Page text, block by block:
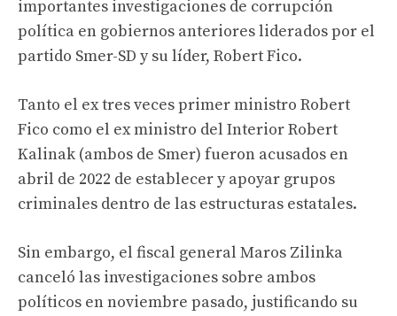
importantes investigaciones de corrupción
política en gobiernos anteriores liderados por el
partido Smer-SD y su líder, Robert Fico.
Tanto el ex tres veces primer ministro Robert
Fico como el ex ministro del Interior Robert
Kalinak (ambos de Smer) fueron acusados ​​en
abril de 2022 de establecer y apoyar grupos
criminales dentro de las estructuras estatales.
Sin embargo, el fiscal general Maros Zilinka
canceló las investigaciones sobre ambos
políticos en noviembre pasado, justificando su